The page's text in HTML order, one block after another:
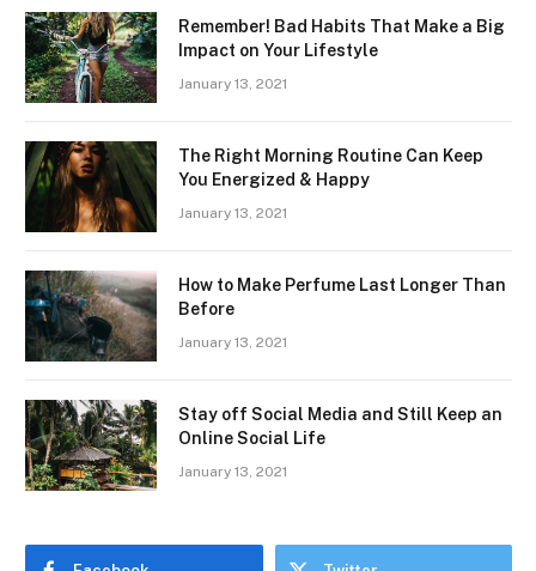
Remember! Bad Habits That Make a Big
Impact on Your Lifestyle
January 13, 2021
The Right Morning Routine Can Keep
You Energized & Happy
January 13, 2021
How to Make Perfume Last Longer Than
Before
January 13, 2021
Stay off Social Media and Still Keep an
Online Social Life
January 13, 2021